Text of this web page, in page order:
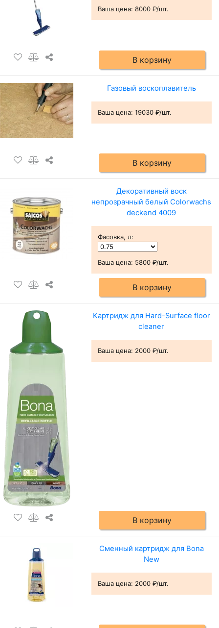
Ваша цена: 8000 ₽/шт.
В корзину
Газовый воскоплавитель
Ваша цена: 19030 ₽/шт.
В корзину
Декоративный воск
непрозрачный белый Colorwachs
deckend 4009
Фасовка, л:
Ваша цена: 5800 ₽/шт.
В корзину
Картридж для Hard-Surface floor
cleaner
Ваша цена: 2000 ₽/шт.
В корзину
Сменный картридж для Bona
New
Ваша цена: 2000 ₽/шт.